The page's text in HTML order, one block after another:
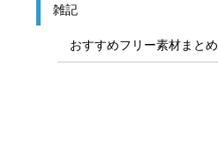
雑記
おすすめフリー素材まとめ